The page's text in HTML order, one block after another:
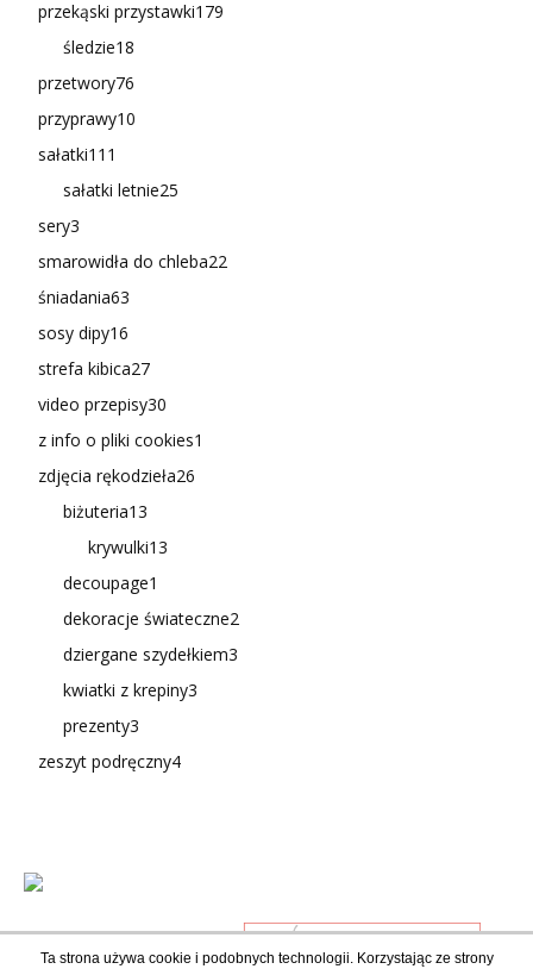
przekąski przystawki179
śledzie18
przetwory76
przyprawy10
sałatki111
sałatki letnie25
sery3
smarowidła do chleba22
śniadania63
sosy dipy16
strefa kibica27
video przepisy30
z info o pliki cookies1
zdjęcia rękodzieła26
biżuteria13
krywulki13
decoupage1
dekoracje świateczne2
dziergane szydełkiem3
kwiatki z krepiny3
prezenty3
zeszyt podręczny4
Ta strona używa cookie i podobnych technologii. Korzystając ze strony